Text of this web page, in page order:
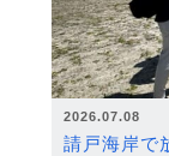
2026.07.08
請戸海岸で